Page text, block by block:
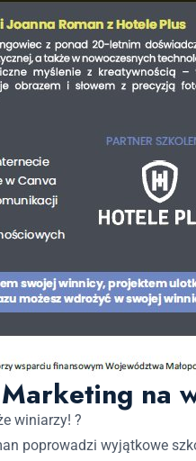
na
winiarzy! ?
poprowadzi wyjątkowe